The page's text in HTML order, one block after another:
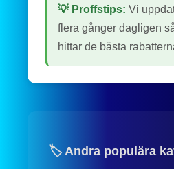
💡 Proffstips: Vi
flera gånger dagligen
hittar de bästa
🏷️ Andra populära